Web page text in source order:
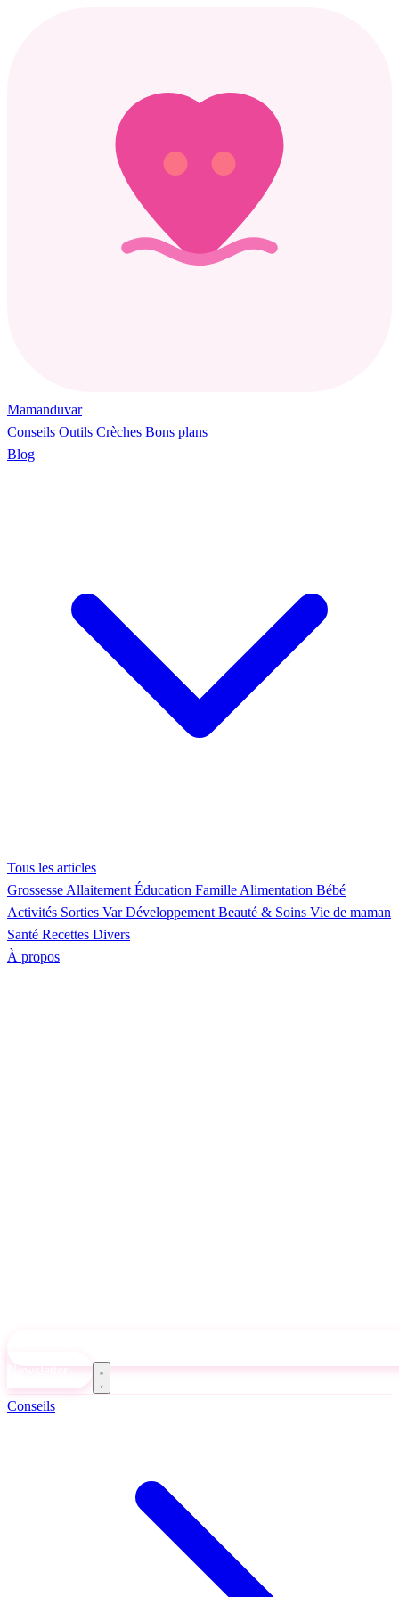
Mamanduvar
Conseils Outils Crèches Bons plans
Blog
Tous les articles
Grossesse Allaitement Éducation Famille Alimentation Bébé
Activités Sorties Var Développement Beauté & Soins Vie de maman
Santé Recettes Divers
À propos
Newsletter
Conseils